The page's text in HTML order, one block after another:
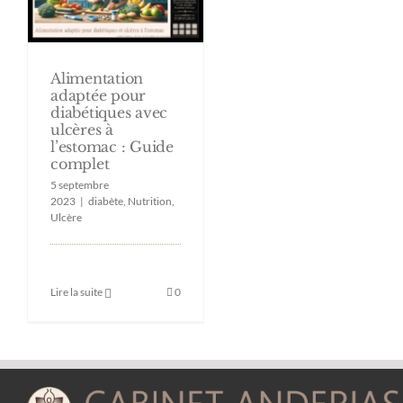
ulcères à l’estomac :
Guide complet
Alimentation
adaptée pour
diabétiques avec
ulcères à
l’estomac : Guide
complet
5 septembre
2023 | diabète, Nutrition,
Ulcère
Lire la suite 0